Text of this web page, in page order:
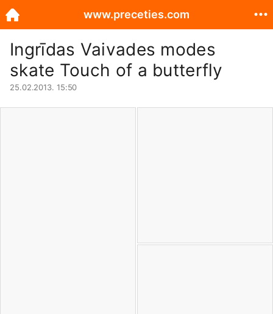
Ingrīdas Vaivades modes
skate Touch of a butterfly
25.02.2013. 15:50
www.preceties.com